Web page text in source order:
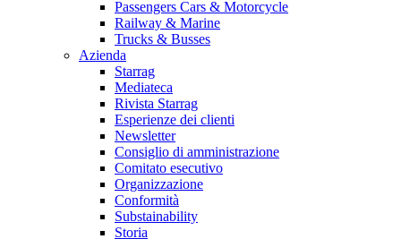
Passengers Cars & Motorcycle
Railway & Marine
Trucks & Busses
Azienda
Starrag
Mediateca
Rivista Starrag
Esperienze dei clienti
Newsletter
Consiglio di amministrazione
Comitato esecutivo
Organizzazione
Conformità
Substainability
Storia